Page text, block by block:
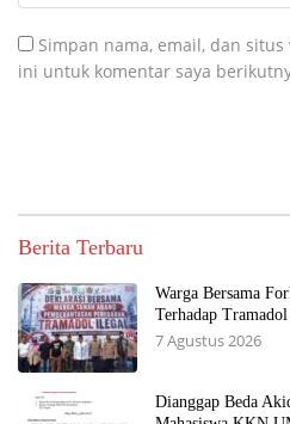
Simpan nama, email, dan
ini untuk komentar saya
Berita Terbaru
Warga Bersama
Terhadap
7 Agustus 2026
Dianggap Beda